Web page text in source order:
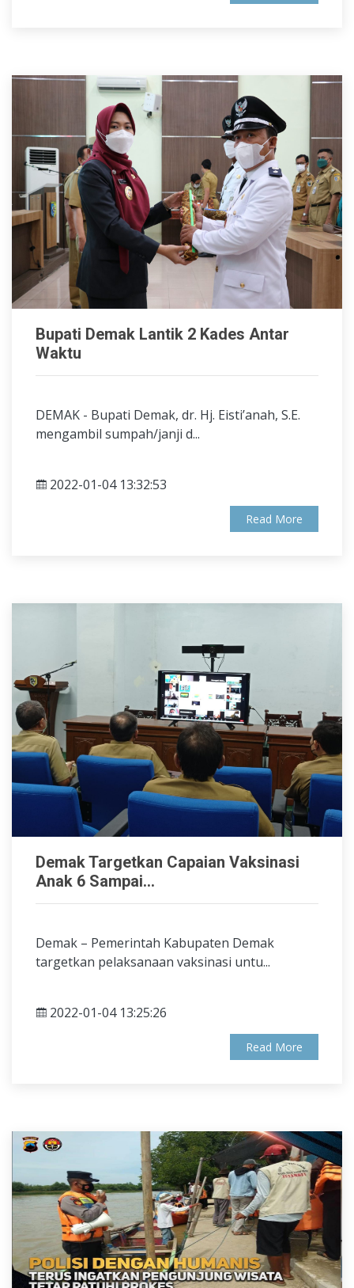
Bupati Demak Lantik 2 Kades Antar
Waktu
DEMAK - Bupati Demak, dr. Hj. Eisti’anah, S.E.
mengambil sumpah/janji d...
2022-01-04 13:32:53
Read More
Demak Targetkan Capaian Vaksinasi
Anak 6 Sampai...
Demak – Pemerintah Kabupaten Demak
targetkan pelaksanaan vaksinasi untu...
2022-01-04 13:25:26
Read More